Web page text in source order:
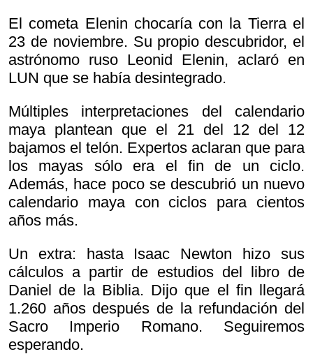
El cometa Elenin chocaría con la Tierra el
23 de noviembre. Su propio descubridor, el
astrónomo ruso Leonid Elenin, aclaró en
LUN que se había desintegrado.
Múltiples interpretaciones del calendario
maya plantean que el 21 del 12 del 12
bajamos el telón. Expertos aclaran que para
los mayas sólo era el fin de un ciclo.
Además, hace poco se descubrió un nuevo
calendario maya con ciclos para cientos
años más.
Un extra: hasta Isaac Newton hizo sus
cálculos a partir de estudios del libro de
Daniel de la Biblia. Dijo que el fin llegará
1.260 años después de la refundación del
Sacro Imperio Romano. Seguiremos
esperando.